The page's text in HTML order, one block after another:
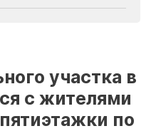
участка в
с жителями
по